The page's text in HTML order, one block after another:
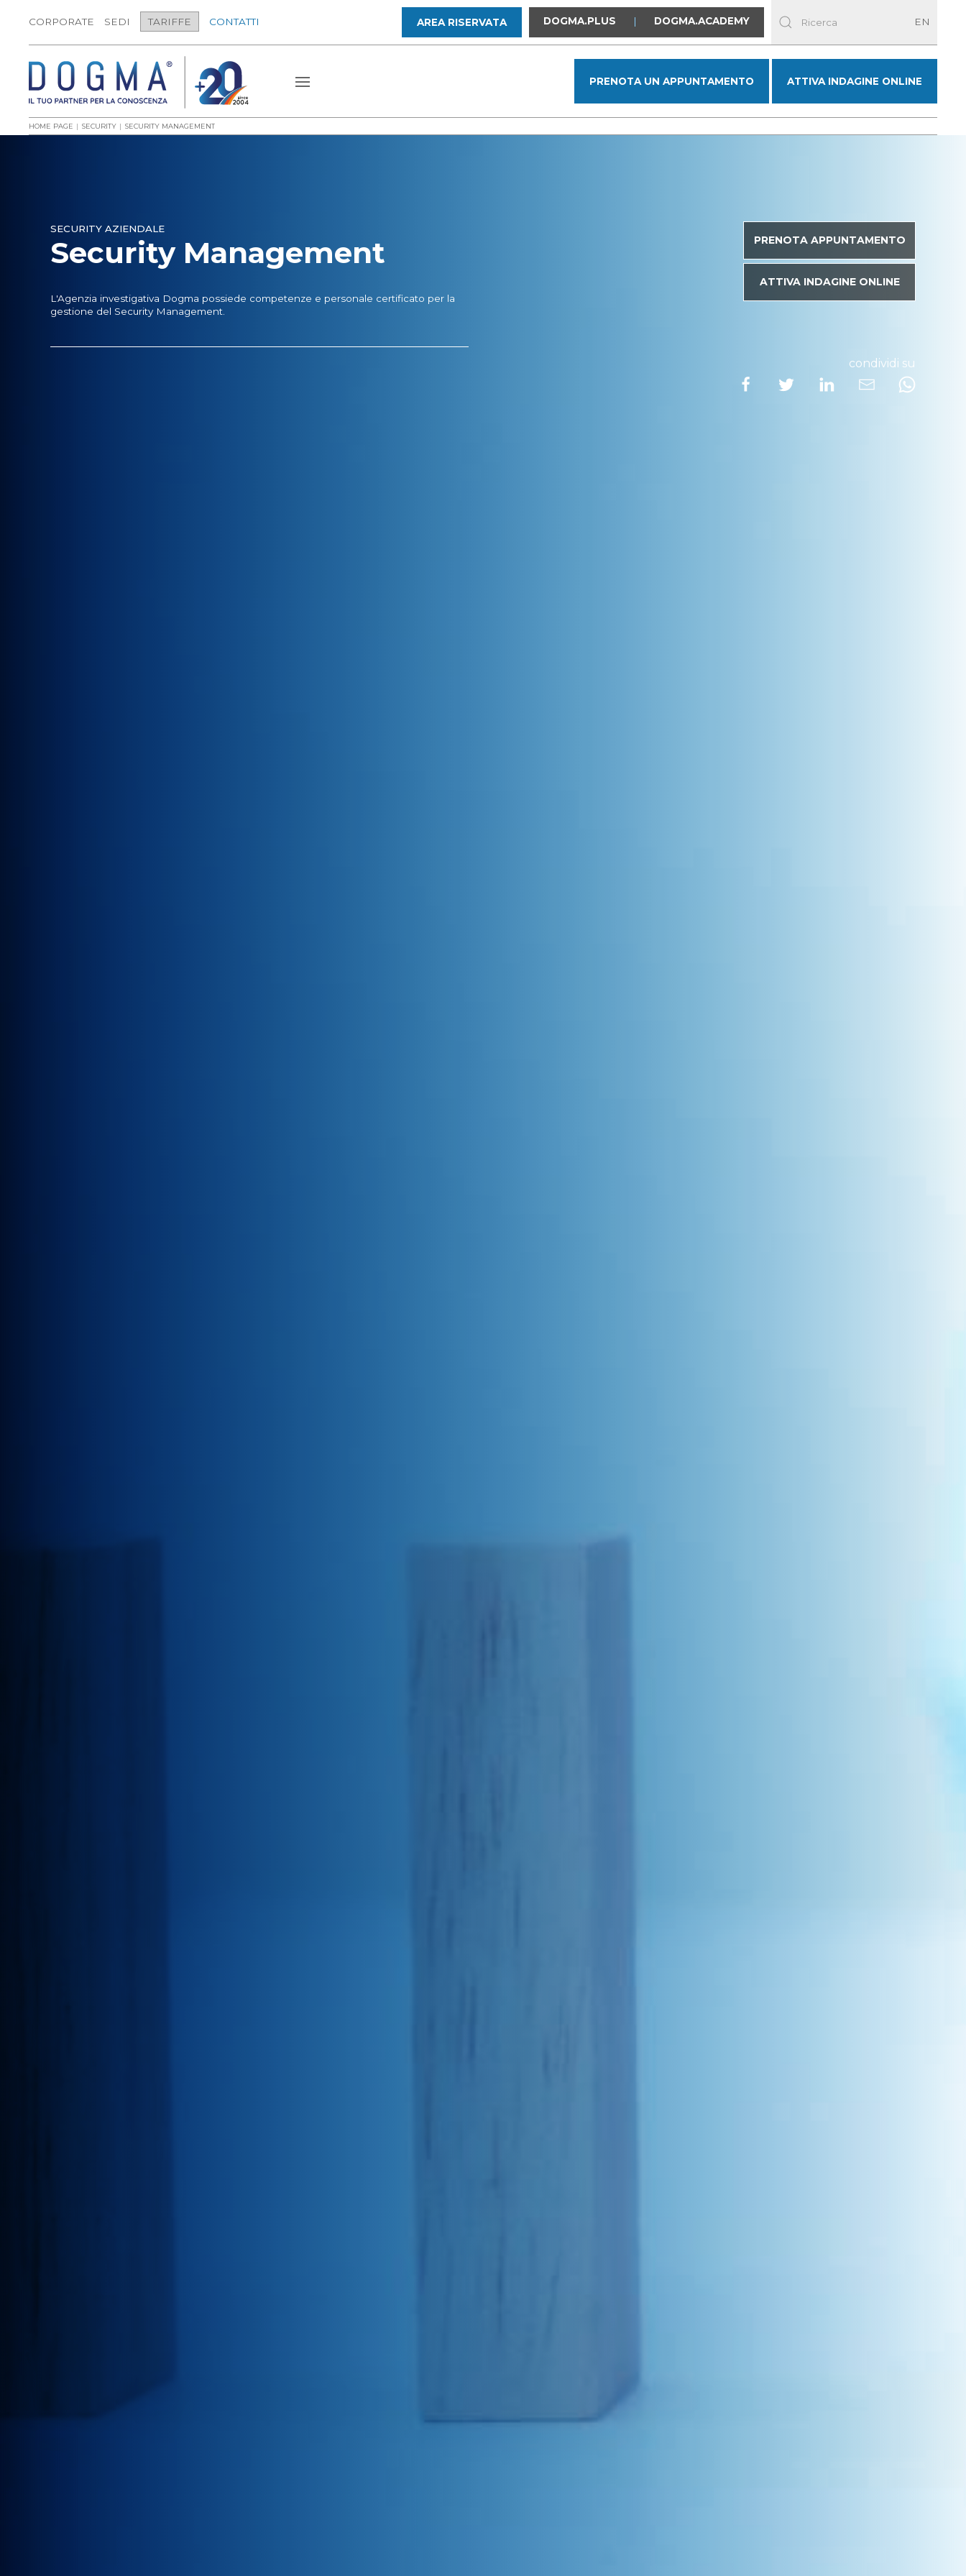
CORPORATE SEDI TARIFFE CONTATTI AREA RISERVATA DOGMA.PLUS | DOGMA.ACADEMY EN
PRENOTA UN APPUNTAMENTO ATTIVA INDAGINE ONLINE
HOME PAGE SECURITY SECURITY MANAGEMENT
SECURITY AZIENDALE
Security Management
L'Agenzia investigativa Dogma possiede competenze e personale certificato per la
gestione del Security Management.
PRENOTA APPUNTAMENTO
ATTIVA INDAGINE ONLINE
condividi su